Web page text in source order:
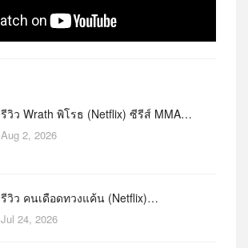
รีวิว Wrath พิโรธ (Netflix) ซีรีส์ MMA…
Aug 2, 2026
รีวิว คนเดือดทวงแค้น (Netflix)…
Jul 24, 2026